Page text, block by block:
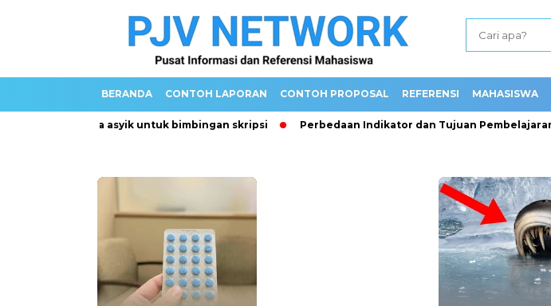
BERANDA CONTOH LAPORAN CONTOH PROPOSAL REFERENSI MAHASISWA
3 cara asyik untuk bimbingan skripsi Perbedaan Indikator dan Tujuan Pembelajaran